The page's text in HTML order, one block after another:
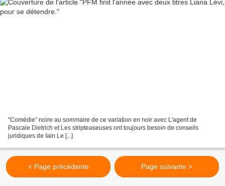
"Comédie" noire au sommaire de ce variation en noir avec L'agent de
Pascale Dietrich et Les stripteaseuses ont toujours besoin de conseils
juridiques de Iain Le [...]
< Page précédente Page suivante >